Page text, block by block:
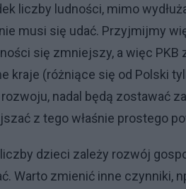
liczby ludności, mimo
musi się udać. Przyjmijmy
się zmniejszy, a więc PKB
kraje (różniące się od Polski
nadal będą zostawać
z tego właśnie prostego
dzieci zależy rozwój
Warto zmienić inne czynniki,